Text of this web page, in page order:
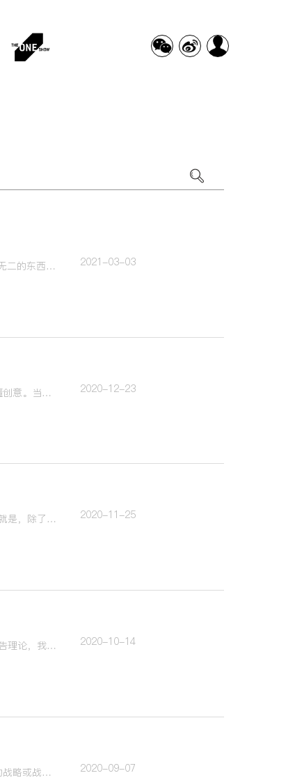
“我们在做创意的时候，经常会被客户灵魂拷问。客户说，你的idea谁都能用，我们品牌需要独一无二的东西。那么，如何去打造一个无二的品牌？” 2021-03-03
问题是创意的钥匙，很多时候你找对了问题，事情就迎刃而解了。我想跟大家讨论一个问题：看懂创意。当你看到一个广告的时候，是否明白它的创意是什么？ 2020-12-23
“平庸的策略经常做的事就是讲正确的废话。最成功的广告，是出彩的创意加上有效的策略。策略就是，除了这件事以外，别的事都可以不做”。 2020-11-25
“我们当时跟客户讲，这是一个怎么都会赢的营销方案。我们已经不是在做广告了，它完全不是广告理论，我们做的叫“冲击波营销”... 2020-10-14
好的策略思维，应该是你在既定的目标之下有很多个选项，透过选项之间的比较，你能选出更好的战略或战术。如何让一个符号成为企业的护城河？ 2020-09-07